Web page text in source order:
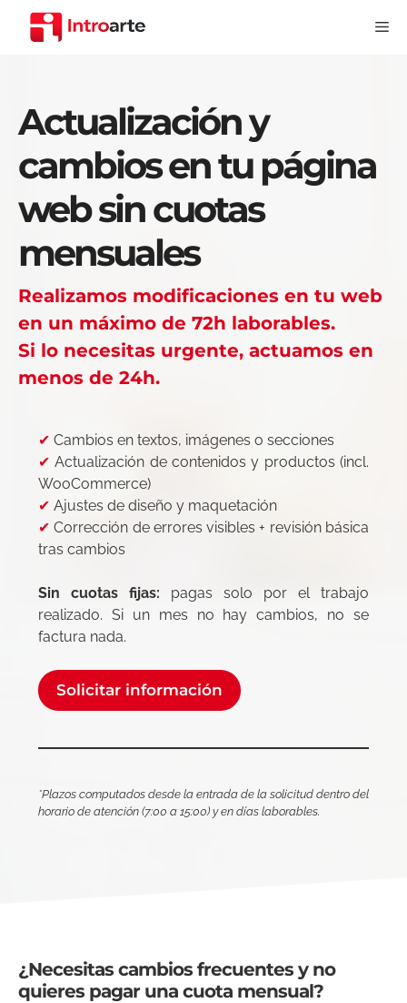
Saltar
Actualización y
cambios en tu página
web sin cuotas
mensuales
Realizamos modificaciones en tu web
en un máximo de 72h laborables.
Si lo necesitas urgente, actuamos en
menos de 24h.
✔ Cambios en textos, imágenes o secciones
✔ Actualización de contenidos y productos (incl.
WooCommerce)
✔ Ajustes de diseño y maquetación
✔ Corrección de errores visibles + revisión básica
tras cambios
Sin cuotas fijas: pagas solo por el trabajo
realizado. Si un mes no hay cambios, no se
factura nada.
Solicitar información
*Plazos computados desde la entrada de la solicitud dentro del
horario de atención (7:00 a 15:00) y en días laborables.
¿Necesitas cambios frecuentes y no
quieres pagar una cuota mensual?